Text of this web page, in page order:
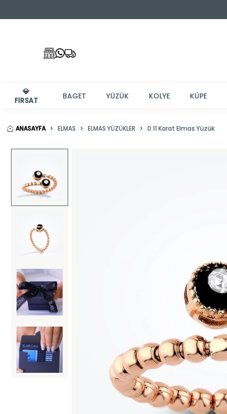
💎
FIRSAT
BAGET YÜZÜK KOLYE KÜPE
ANASAYFA ELMAS ELMAS YÜZÜKLER 0.11 Karat Elmas Yüzük